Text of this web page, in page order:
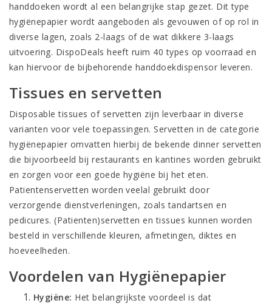
handdoeken wordt al een belangrijke stap gezet. Dit type
hygiënepapier wordt aangeboden als gevouwen of op rol in
diverse lagen, zoals 2-laags of de wat dikkere 3-laags
uitvoering. DispoDeals heeft ruim 40 types op voorraad en
kan hiervoor de bijbehorende handdoekdispensor leveren.
Tissues en servetten
Disposable tissues of servetten zijn leverbaar in diverse
varianten voor vele toepassingen. Servetten in de categorie
hygiënepapier omvatten hierbij de bekende dinner servetten
die bijvoorbeeld bij restaurants en kantines worden gebruikt
en zorgen voor een goede hygiëne bij het eten.
Patientenservetten worden veelal gebruikt door
verzorgende dienstverleningen, zoals tandartsen en
pedicures. (Patienten)servetten en tissues kunnen worden
besteld in verschillende kleuren, afmetingen, diktes en
hoeveelheden.
Voordelen van Hygiënepapier
Hygiëne: Het belangrijkste voordeel is dat